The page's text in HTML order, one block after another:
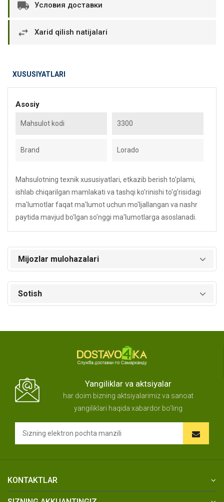
Условия доставки
Xarid qilish natijalari
XUSUSIYATLARI
Asosiy
Mahsulot kodi 3300
Brand Lorado
Mahsulotning texnik xususiyatlari, etkazib berish to'plami,
ishlab chiqarilgan mamlakati va tashqi ko'rinishi to'g'risidagi
ma'lumotlar faqat ma'lumot uchun mo'ljallangan va nashr
paytida mavjud bo'lgan so'nggi ma'lumotlarga asoslanadi.
Mijozlar mulohazalari
Sotish
Yangiliklar va aktsiyalar
har doim bizning aktsiyalarimiz va sanoat
yangiliklari haqida xabardor bo'ling
KONTAKTLAR